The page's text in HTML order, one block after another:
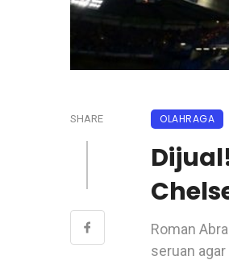
SHARE OLAHRAGA
Roman
seruan